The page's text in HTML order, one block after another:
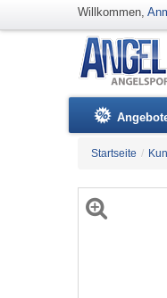
Willkommen,
Startseite /